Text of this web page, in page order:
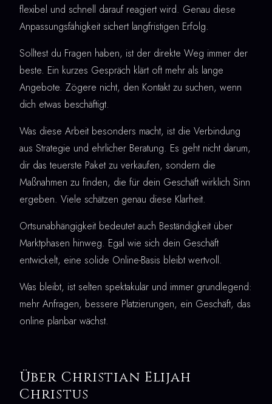
flexibel und schnell darauf reagiert wird. Genau diese
Anpassungsfähigkeit sichert langfristigen Erfolg.
Solltest du Fragen haben, ist der direkte Weg immer der
beste. Ein kurzes Gespräch klärt oft mehr als lange
Angebote. Zögere nicht, den Kontakt zu suchen, wenn
dich etwas beschäftigt.
Was diese Arbeit besonders macht, ist die Verbindung
aus Strategie und ehrlicher Beratung. Es geht nicht darum,
dir das teuerste Paket zu verkaufen, sondern die
Maßnahmen zu finden, die für dein Geschäft wirklich Sinn
ergeben. Viele schätzen genau diese Klarheit.
Ortsunabhängigkeit bedeutet auch Beständigkeit über
Marktphasen hinweg. Egal wie sich dein Geschäft
entwickelt, eine solide Online-Basis bleibt wertvoll.
Was bleibt, ist selten spektakulär und immer grundlegend:
mehr Anfragen, bessere Platzierungen, ein Geschäft, das
online planbar wächst.
Über Christian Elijah
Christus